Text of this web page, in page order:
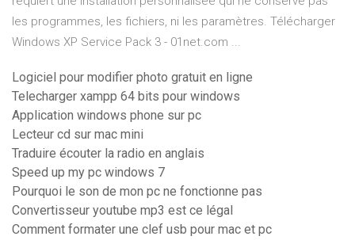
les programmes, les fichiers, ni les paramètres. Télécharger
Windows XP Service Pack 3 - 01net.com ...
Logiciel pour modifier photo gratuit en ligne
Telecharger xampp 64 bits pour windows
Application windows phone sur pc
Lecteur cd sur mac mini
Traduire écouter la radio en anglais
Speed up my pc windows 7
Pourquoi le son de mon pc ne fonctionne pas
Convertisseur youtube mp3 est ce légal
Comment formater une clef usb pour mac et pc